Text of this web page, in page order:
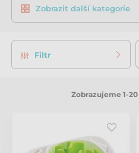
Zobrazit další kategorie
Filtr
Zobrazujeme 1-